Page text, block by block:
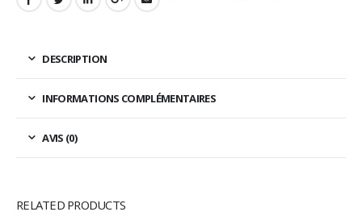
DESCRIPTION
INFORMATIONS COMPLÉMENTAIRES
AVIS (0)
RELATED PRODUCTS